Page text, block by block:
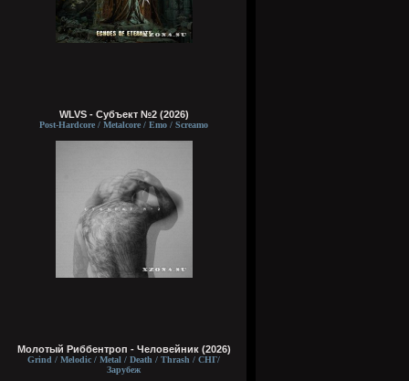
WLVS - Субъект №2 (2026)
Post-Hardcore / Metalcore / Emo / Screamo
Молотый Риббентроп - Человейник (2026)
Grind / Melodic / Metal / Death / Thrash / СНГ/
Зарубеж